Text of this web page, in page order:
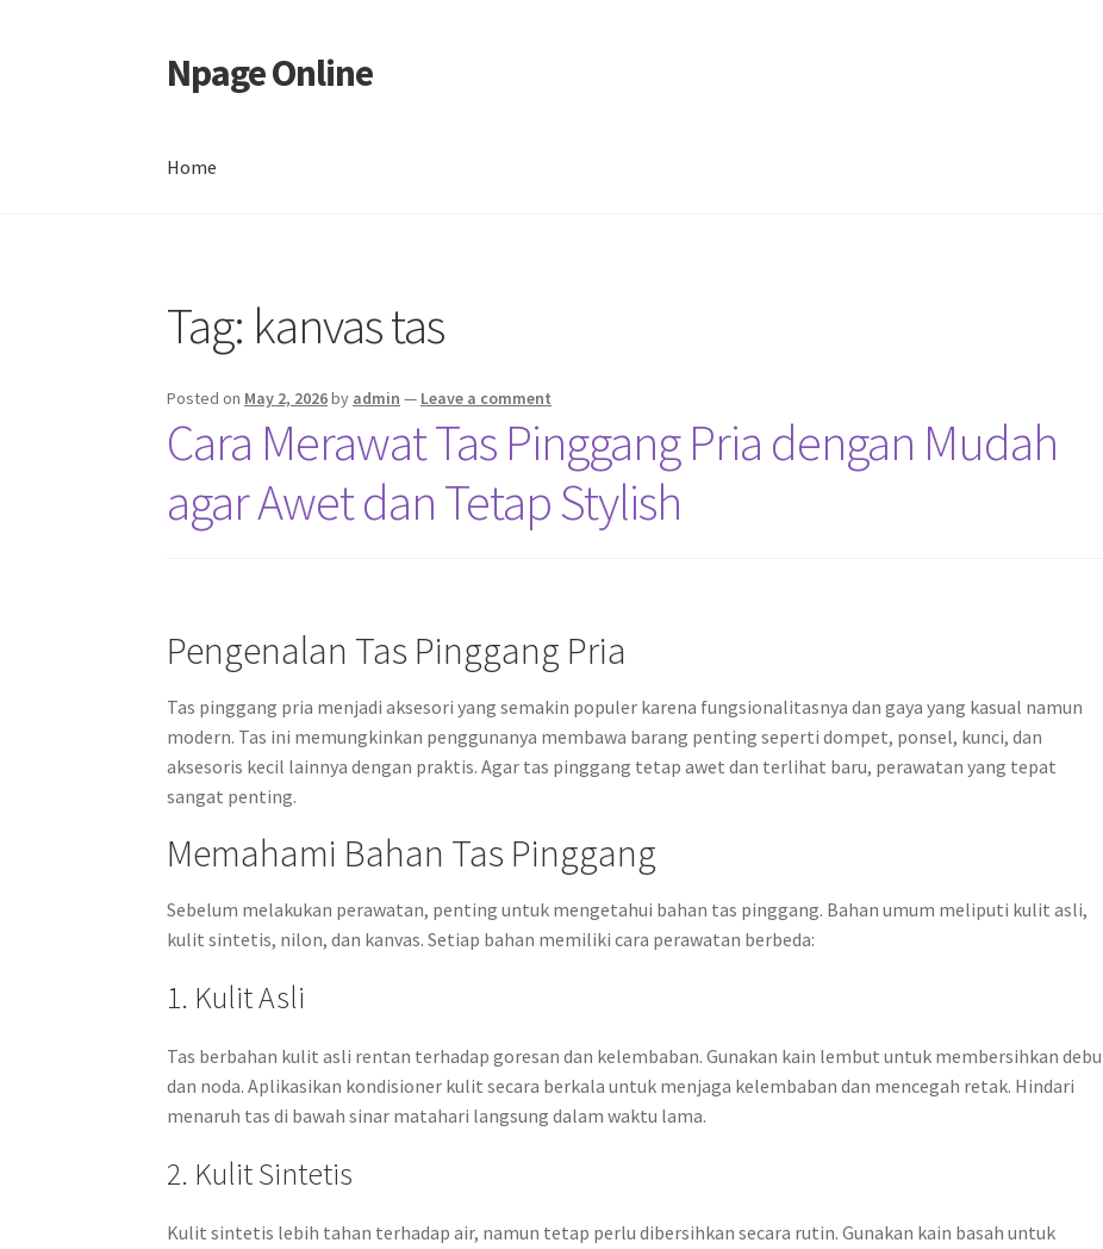
Skip
to
Skip
to
Npage Online
Home
Tag: kanvas tas
Posted on May 2, 2026by admin — Leave a comment
Cara Merawat Tas Pinggang Pria dengan Mudah
agar Awet dan Tetap Stylish
Pengenalan Tas Pinggang Pria
Tas pinggang pria menjadi aksesori yang semakin populer karena fungsionalitasnya dan gaya yang kasual namun
modern. Tas ini memungkinkan penggunanya membawa barang penting seperti dompet, ponsel, kunci, dan
aksesoris kecil lainnya dengan praktis. Agar tas pinggang tetap awet dan terlihat baru, perawatan yang tepat
sangat penting.
Memahami Bahan Tas Pinggang
Sebelum melakukan perawatan, penting untuk mengetahui bahan tas pinggang. Bahan umum meliputi kulit asli,
kulit sintetis, nilon, dan kanvas. Setiap bahan memiliki cara perawatan berbeda:
1. Kulit Asli
Tas berbahan kulit asli rentan terhadap goresan dan kelembaban. Gunakan kain lembut untuk membersihkan debu
dan noda. Aplikasikan kondisioner kulit secara berkala untuk menjaga kelembaban dan mencegah retak. Hindari
menaruh tas di bawah sinar matahari langsung dalam waktu lama.
2. Kulit Sintetis
Kulit sintetis lebih tahan terhadap air, namun tetap perlu dibersihkan secara rutin. Gunakan kain basah untuk